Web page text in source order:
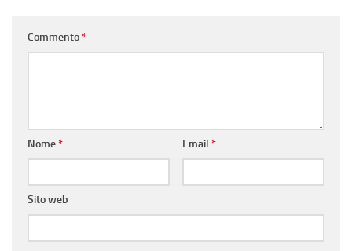
Commento*
Nome* Email *
Sito web